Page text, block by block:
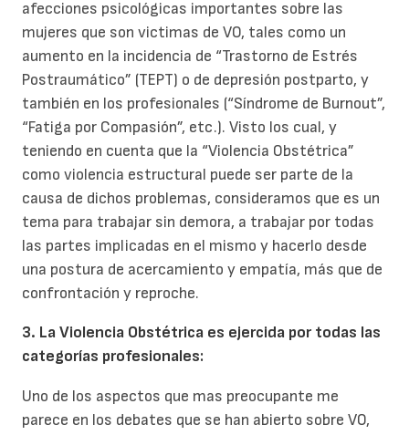
afecciones psicológicas importantes sobre las
mujeres que son victimas de VO, tales como un
aumento en la incidencia de “Trastorno de Estrés
Postraumático” (TEPT) o de depresión postparto, y
también en los profesionales (“Síndrome de Burnout”,
“Fatiga por Compasión”, etc.). Visto los cual, y
teniendo en cuenta que la “Violencia Obstétrica”
como violencia estructural puede ser parte de la
causa de dichos problemas, consideramos que es un
tema para trabajar sin demora, a trabajar por todas
las partes implicadas en el mismo y hacerlo desde
una postura de acercamiento y empatía, más que de
confrontación y reproche.
3. La Violencia Obstétrica es ejercida por todas las
categorías profesionales:
Uno de los aspectos que mas preocupante me
parece en los debates que se han abierto sobre VO,